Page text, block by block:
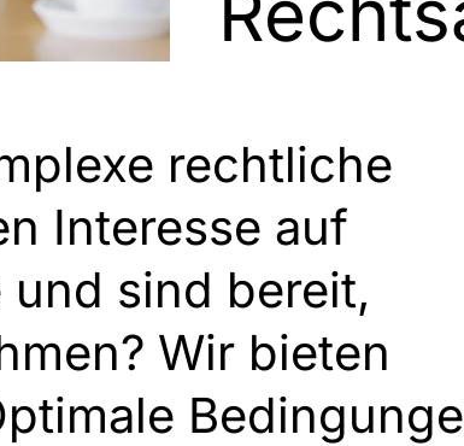
rechtliche
Interesse auf
sind bereit,
Wir bieten